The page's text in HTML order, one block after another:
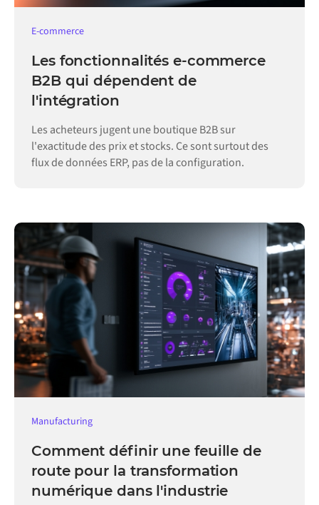
E-commerce
Les fonctionnalités e-commerce
B2B qui dépendent de
l'intégration
Les acheteurs jugent une boutique B2B sur
l'exactitude des prix et stocks. Ce sont surtout des
flux de données ERP, pas de la configuration.
Manufacturing
Comment définir une feuille de
route pour la transformation
numérique dans l'industrie